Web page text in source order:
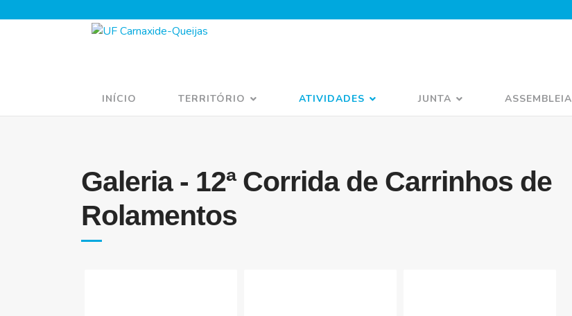
INÍCIO TERRITÓRIO ATIVIDADES JUNTA ASSEMBLEIA
Galeria - 12ª Corrida de Carrinhos de
Rolamentos